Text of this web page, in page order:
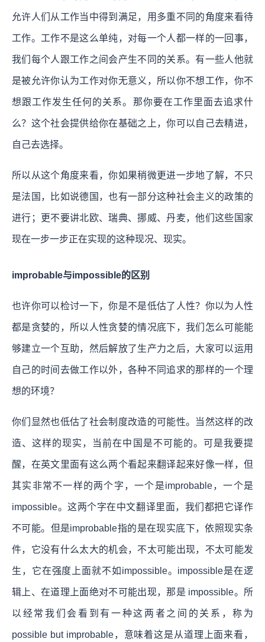
允许人们从工作当中得到满足，用多重不同的角度来看待
工作。工作不是这么单纯，对每一个人都一样的一回事，
我们每个人跟工作之间会产生不同的关系。有一些人他就
是被允许你认为工作对你无意义，所以你不想工作，你不
想跟工作发生任何的关系。那你要在工作里面去追求什
么？这个社会提供给你在基础之上，你可以自己去精进，
自己去选择。
所以从这个角度来看，你如果稍微更进一步地了解，不只
是法国，比如说德国，也有一部分这种社会主义的政策的
进行；更不要讲北欧、瑞典、挪威、丹麦，他们这些国家
现在一步一步正在实现的这种现况、现实。
improbable与impossible的区别
也许你可以检讨一下，你是不是低估了人性？你以为人性
都是贪婪的，所以人性贪婪的情况底下，我们怎么可能能
够建立一个互助，然后解放了生产力之后，大家可以运用
自己的时间去做工作以外，各种不同追求的那样的一个理
想的环境？
你们显然也低估了社会制度改造的可能性。当然这样的改
造、这样的现实，当前在中国是不可能的。可是我要提
醒，在英文里面有这么两个看起来翻译起来好像一样，但
其实非常不一样的两个字，一个是improbable，一个是
impossible。这两个字在中文翻译里面，我们都把它译作
不可能。但是improbable指的是在现实底下，依照现实条
件，它没有什么太大的机会，不太可能出现，不太可能发
生，它在强度上面就不如impossible。impossible是在逻
辑上、在道理上面绝对不可能出现，那是 impossible。所
以经常我们会看到有一种这两者之间的关系，称为
possible but improbable，意味着这是从道理上面来看，